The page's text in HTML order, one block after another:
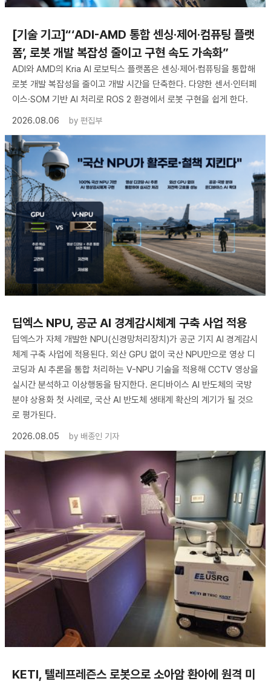
[기술 기고]“‘ADI-AMD 통합 센싱·제어·컴퓨팅 플랫
폼’, 로봇 개발 복잡성 줄이고 구현 속도 가속화”
ADI와 AMD의 Kria AI 로보틱스 플랫폼은 센싱·제어·컴퓨팅을 통합해
로봇 개발 복잡성을 줄이고 개발 시간을 단축한다. 다양한 센서·인터페
이스·SOM 기반 AI 처리로 ROS 2 환경에서 로봇 구현을 쉽게 한다.
2026.08.06
by 편집부
딥엑스 NPU, 공군 AI 경계감시체계 구축 사업 적용
딥엑스가 자체 개발한 NPU(신경망처리장치)가 공군 기지 AI 경계감시
체계 구축 사업에 적용된다. 외산 GPU 없이 국산 NPU만으로 영상 디
코딩과 AI 추론을 통합 처리하는 V-NPU 기술을 적용해 CCTV 영상을
실시간 분석하고 이상행동을 탐지한다. 온디바이스 AI 반도체의 국방
분야 상용화 첫 사례로, 국산 AI 반도체 생태계 확산의 계기가 될 것으
로 평가된다.
2026.08.05
by 배종인 기자
KETI, 텔레프레즌스 로봇으로 소아암 환아에 원격 미